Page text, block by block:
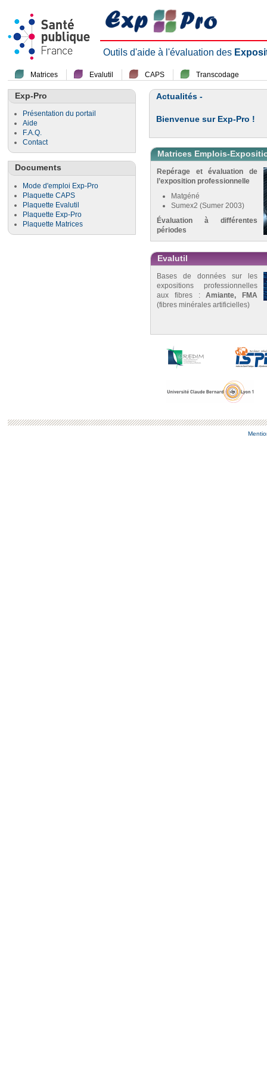
Outils d'aide à l'évaluation des
Matrices Evalutil CAPS Transcodage
Exp-Pro
Présentation du portail
Aide
F.A.Q.
Contact
Documents
Mode d'emploi Exp-Pro
Plaquette CAPS
Plaquette Evalutil
Plaquette Exp-Pro
Plaquette Matrices
Actualités -
Bienvenue sur Exp-Pro !
Matrices Emplois-
Repérage et évaluation de
l’exposition professionnelle
Matgéné
Sumex2 (Sumer 2003)
Évaluation à différentes
périodes
Evalutil
Bases de données sur les
expositions professionnelles
aux fibres :Amiante, FMA
(fibres minérales artificielles)